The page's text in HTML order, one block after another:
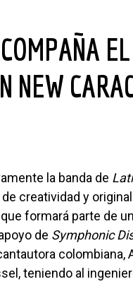
NEW
la banda de
creatividad y
que formará parte de
de Symphonic
colombiana,
teniendo al